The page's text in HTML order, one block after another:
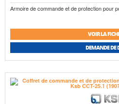
Armoire de commande et de protection pour
VOIR LA
DEMANDE DE